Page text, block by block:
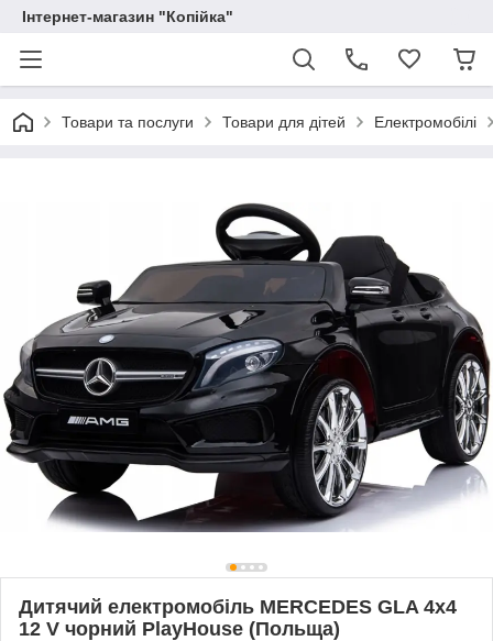
Інтернет-магазин "Копійка"
Товари та послуги Товари для дітей Електромобілі
Дитячий електромобіль MERCEDES GLA 4x4
12 V чорний PlayHouse (Польща)